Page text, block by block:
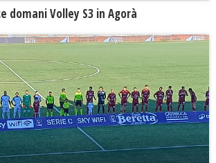
domani Volley S3 in Agorà